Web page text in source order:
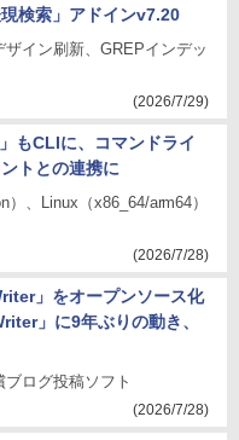
検索」アドインv7.20
ザイン刷新、GREPインデッ
(2026/7/29)
もCLIに、コマンドライ
トとの連携に
、Linux（x86_64/arm64）
(2026/7/28)
」をオープンソース化
」に9年ぶりの動き、
ログ投稿ソフト
(2026/7/28)